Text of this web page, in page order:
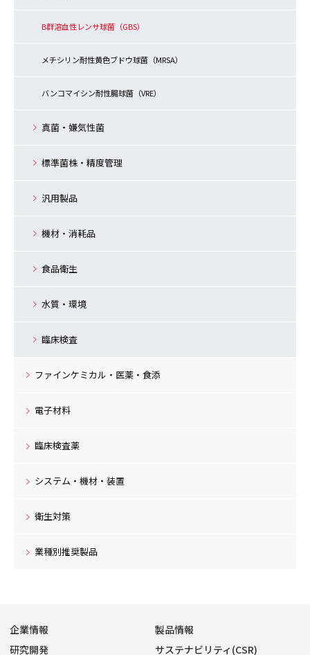
B群溶血性レンサ球菌（GBS）
メチシリン耐性黄色ブドウ球菌（MRSA）
バンコマイシン耐性腸球菌（VRE）
真菌・嫌気性菌
標準菌株・精度管理
汎用製品
機材・消耗品
食品衛生
水質・環境
臨床検査
ファインケミカル・医薬・食添
電子材料
臨床検査薬
システム・機材・装置
衛生対策
業種別推奨製品
企業情報
製品情報
研究開発
サステナビリティ(CSR)